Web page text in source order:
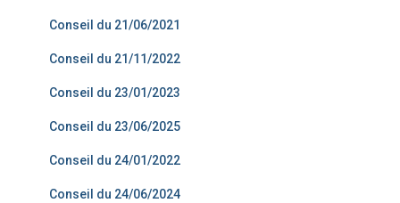
Conseil du 21/06/2021
Conseil du 21/11/2022
Conseil du 23/01/2023
Conseil du 23/06/2025
Conseil du 24/01/2022
Conseil du 24/06/2024